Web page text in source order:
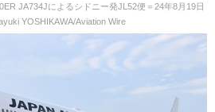
JA734Jによるシドニー発JL52便＝24年8月19日
YOSHIKAWA/Aviation Wire